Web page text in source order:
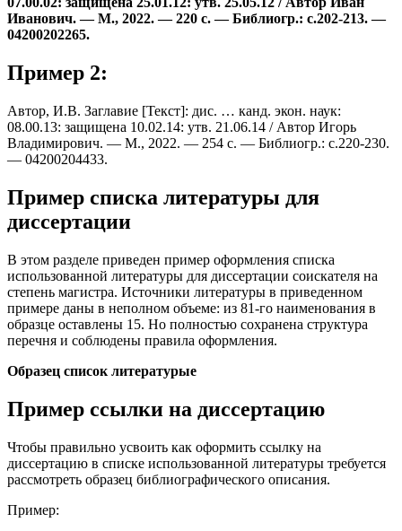
Иванович. — М., 2022. — 220 с. — Библиогр.: с.202-213. —
04200202265.
Пример 2:
Автор, И.В. Заглавие [Текст]: дис. … канд. экон. наук:
08.00.13: защищена 10.02.14: утв. 21.06.14 / Автор Игорь
Владимирович. — М., 2022. — 254 с. — Библиогр.: с.220-230.
— 04200204433.
Пример списка литературы для
диссертации
В этом разделе приведен пример оформления списка
использованной литературы для диссертации соискателя на
степень магистра. Источники литературы в приведенном
примере даны в неполном объеме: из 81-го наименования в
образце оставлены 15. Но полностью сохранена структура
перечня и соблюдены правила оформления.
Образец список литературые
Пример ссылки на диссертацию
Чтобы правильно усвоить как оформить ссылку на
диссертацию в списке использованной литературы требуется
рассмотреть образец библиографического описания.
Пример: